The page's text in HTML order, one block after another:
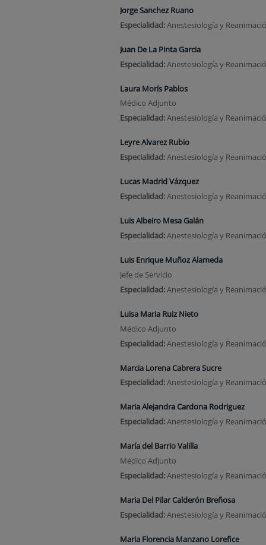
Jorge Sanchez Ruano
Especialidad:Anestesiología y
Juan De La Pinta Garcia
Especialidad:Anestesiología y
Laura Morís Pablos
Médico Adjunto
Especialidad:Anestesiología y
Leyre Alvarez Rubio
Especialidad:Anestesiología y
Lucas Madrid Vázquez
Especialidad:Anestesiología y
Luis Albeiro Mesa Galán
Especialidad:Anestesiología y
Luis Enrique Muñoz Alameda
Jefe de Servicio
Especialidad:Anestesiología y
Luisa Maria Ruiz Nieto
Médico Adjunto
Especialidad:Anestesiología y
Marcia Lorena Cabrera Sucre
Especialidad:Anestesiología y
Maria Alejandra Cardona Rodriguez
Especialidad:Anestesiología y
María del Barrio Valilla
Médico Adjunto
Especialidad:Anestesiología y
Maria Del Pilar Calderón Breñosa
Especialidad:Anestesiología y
Maria Florencia Manzano Lorefice